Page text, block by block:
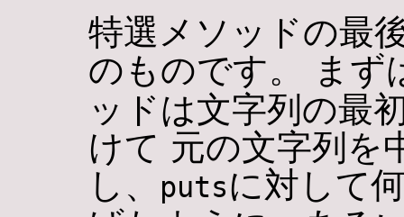
特選メソッドの最
のものです。 まず
ッドは文字列の最
けて 元の文字列を
し、
putsに対して